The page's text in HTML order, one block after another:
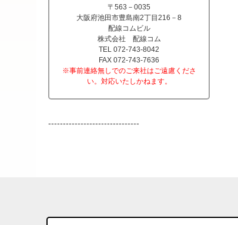
〒563－0035
大阪府池田市豊島南2丁目216－8
配線コムビル
株式会社 配線コム
TEL 072-743-8042
FAX 072-743-7636
※事前連絡無しでのご来社はご遠慮くださ
い。対応いたしかねます。
-------------------------------